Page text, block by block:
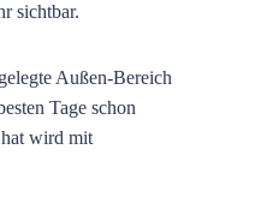
sichtbar.
Außen-Bereich
Tage schon
hat wird mit